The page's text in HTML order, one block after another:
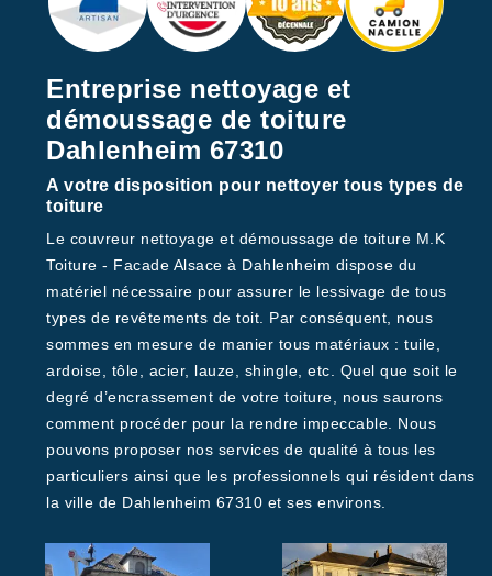
Entreprise nettoyage et
démoussage de toiture
Dahlenheim 67310
A votre disposition pour nettoyer tous types de
toiture
Le couvreur nettoyage et démoussage de toiture M.K
Toiture - Facade Alsace à Dahlenheim dispose du
matériel nécessaire pour assurer le lessivage de tous
types de revêtements de toit. Par conséquent, nous
sommes en mesure de manier tous matériaux : tuile,
ardoise, tôle, acier, lauze, shingle, etc. Quel que soit le
degré d’encrassement de votre toiture, nous saurons
comment procéder pour la rendre impeccable. Nous
pouvons proposer nos services de qualité à tous les
particuliers ainsi que les professionnels qui résident dans
la ville de Dahlenheim 67310 et ses environs.